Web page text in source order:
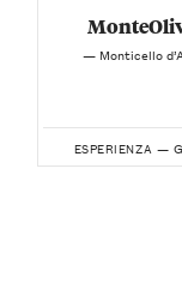
— Monticello
ESPERIENZA —